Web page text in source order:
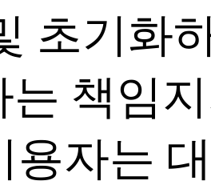
초기화
는 책임
용자는